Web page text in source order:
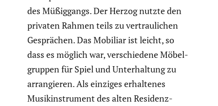
des Müßig­gangs. Der Herzog nutzte den
privaten Rahmen teils zu vertrau­li­chen
Gesprä­chen. Das Mobiliar ist leicht, so
dass es möglich war, verschie­dene Möbel­
gruppen für Spiel und Unter­hal­tung zu
arran­gieren. Als einziges erhal­tenes
Musik­in­stru­ment des alten Residenz­